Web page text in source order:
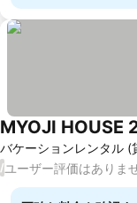
バケーションレンタル (
MYOJI HOUSE
/ユーザー評価はありま